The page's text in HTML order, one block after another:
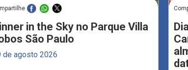
in the Sky no Parque Villa
São Paulo
de agosto 2026